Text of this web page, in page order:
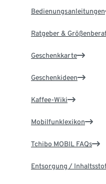
Bedienungsanleitungen
Ratgeber &
Geschenkkarte
Geschenkideen
Kaffee-Wiki
Mobilfunklexikon
Tchibo MOBIL FAQs
Entsorgung /